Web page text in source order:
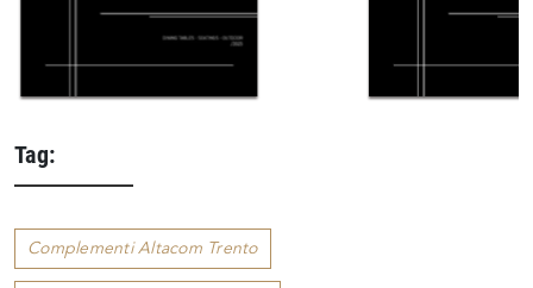
Tag:
Complementi Altacom Trento